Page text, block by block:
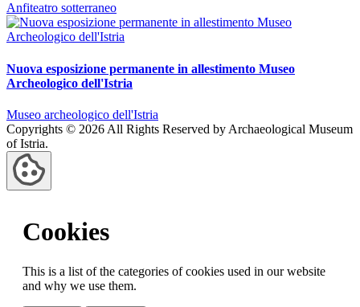
Anfiteatro sotterraneo
Nuova esposizione permanente in allestimento Museo
Archeologico dell'Istria
Museo archeologico dell'Istria
Copyrights © 2026 All Rights Reserved by Archaeological Museum
of Istria.